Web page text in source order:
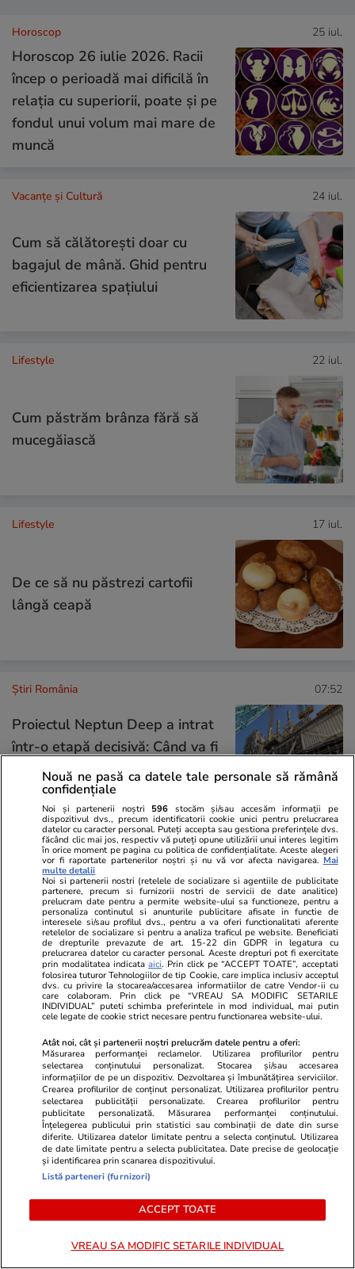
Horoscop 25 iul.
Horoscop 26 iulie 2026. Racii
încep o perioadă mai dificilă în
relația cu superiorii, poate și pe
fondul unui volum mai mare de
muncă
Vacanțe și Cultură 24 iul.
Cum să călătoreşti doar cu
bagajul de mână. Ghid pentru
eficientizarea spaţiului
Lifestyle 22 iul.
Cum păstrăm brânza fără să
mucegăiască
Lifestyle 17 iul.
De ce să nu păstrezi cartofii
lângă ceapă
Știri România 07:52
Proiectul Neptun Deep a intrat
într-o etapă decisivă: Când va fi
extrasă prima moleculă de gaz
din Marea Neagră
Știri România 07:00
Loto 6/49 din 26 iulie 2026.
Report de peste 8,61 milioane
de euro la 6/49, categoria I
Știri România 07:00
Ce ascunde clădirea scorojită de
lângă Casa Mița Biciclista, unde
își făcea costumele Dem
Rădulescu. Locul renaște acum,
după zeci de ani
Știri România
Comandantul detașamentului
Lituania, pilot de F-16, explicații
Nouă ne pasă ca datele tale personale să rămână
confidențiale
Noi și partenerii noștri 596 stocăm și/sau accesăm informații pe
dispozitivul dvs., precum identificatorii cookie unici pentru prelucrarea
datelor cu caracter personal. Puteți accepta sau gestiona preferințele dvs.
făcând clic mai jos, respectiv vă puteți opune utilizării unui interes legitim
în orice moment pe pagina cu politica de confidențialitate. Aceste alegeri
vor fi raportate partenerilor noștri și nu vă vor afecta navigarea. Mai
multe detalii
Noi si partenerii nostri (retelele de socializare si agentiile de publicitate
partenere, precum si furnizorii nostri de servicii de date analitice)
prelucram date pentru a permite website-ului sa functioneze, pentru a
personaliza continutul si anunturile publicitare afisate in functie de
interesele si/sau profilul dvs., pentru a va oferi functionalitati aferente
retelelor de socializare si pentru a analiza traficul pe website. Beneficiati
de drepturile prevazute de art. 15-22 din GDPR in legatura cu
prelucrarea datelor cu caracter personal. Aceste drepturi pot fi exercitate
prin modalitatea indicataaici. Prin click pe “ACCEPT TOATE”, acceptati
folosirea tuturor Tehnologiilor de tip Cookie, care implica inclusiv acceptul
dvs. cu privire la stocarea/accesarea informatiilor de catre Vendor-ii cu
care colaboram. Prin click pe “VREAU SA MODIFIC SETARILE
INDIVIDUAL” puteti schimba preferintele in mod individual, mai putin
cele legate de cookie strict necesare pentru functionarea website-ului.
Atât noi, cât și partenerii noștri prelucrăm datele pentru a oferi:
Măsurarea performanței reclamelor. Utilizarea profilurilor pentru
selectarea conținutului personalizat. Stocarea și/sau accesarea
informațiilor de pe un dispozitiv. Dezvoltarea și îmbunătățirea serviciilor.
Crearea profilurilor de conținut personalizat. Utilizarea profilurilor pentru
selectarea publicității personalizate. Crearea profilurilor pentru
publicitate personalizată. Măsurarea performanței conținutului.
Înțelegerea publicului prin statistici sau combinații de date din surse
diferite. Utilizarea datelor limitate pentru a selecta conținutul. Utilizarea
de date limitate pentru a selecta publicitatea. Date precise de geolocație
și identificarea prin scanarea dispozitivului.
Listă parteneri (furnizori)
ACCEPT TOATE
VREAU SA MODIFIC SETARILE INDIVIDUAL